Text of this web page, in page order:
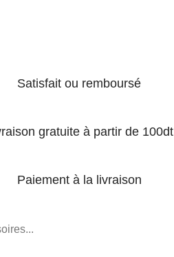
Satisfait ou remboursé
gratuite à partir de 100dt
Paiement à la livraison